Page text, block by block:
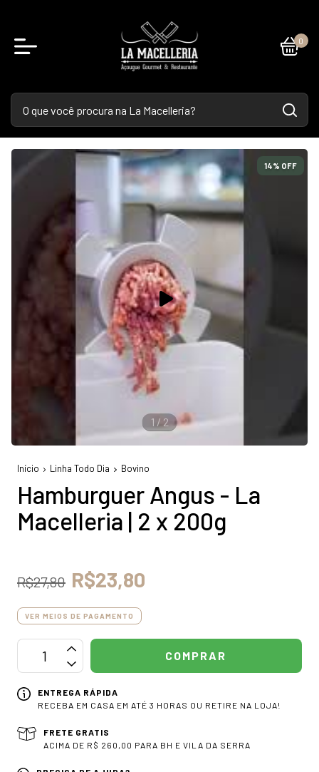
0
14% OFF
1 / 2
Início Linha Todo Dia Bovino
Hamburguer Angus - La
Macelleria | 2 x 200g
R$27,80 R$23,80
VER MEIOS DE PAGAMENTO
ENTREGA RÁPIDA
RECEBA EM CASA EM ATÉ 3 HORAS OU RETIRE NA LOJA!
FRETE GRATIS
ACIMA DE R$ 260,00 PARA BH E VILA DA SERRA